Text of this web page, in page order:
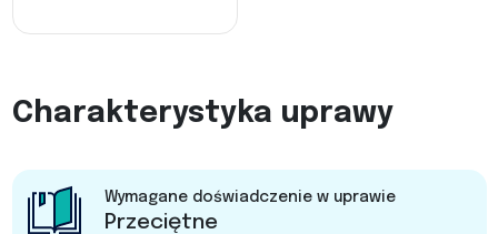
Charakterystyka uprawy
Wymagane doświadczenie w uprawie
Przeciętne